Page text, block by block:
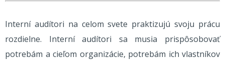
Interní audítori na celom svete praktizujú svoju prácu
rozdielne. Interní audítori sa musia prispôsobovať
potrebám a cieľom organizácie, potrebám ich vlastníkov